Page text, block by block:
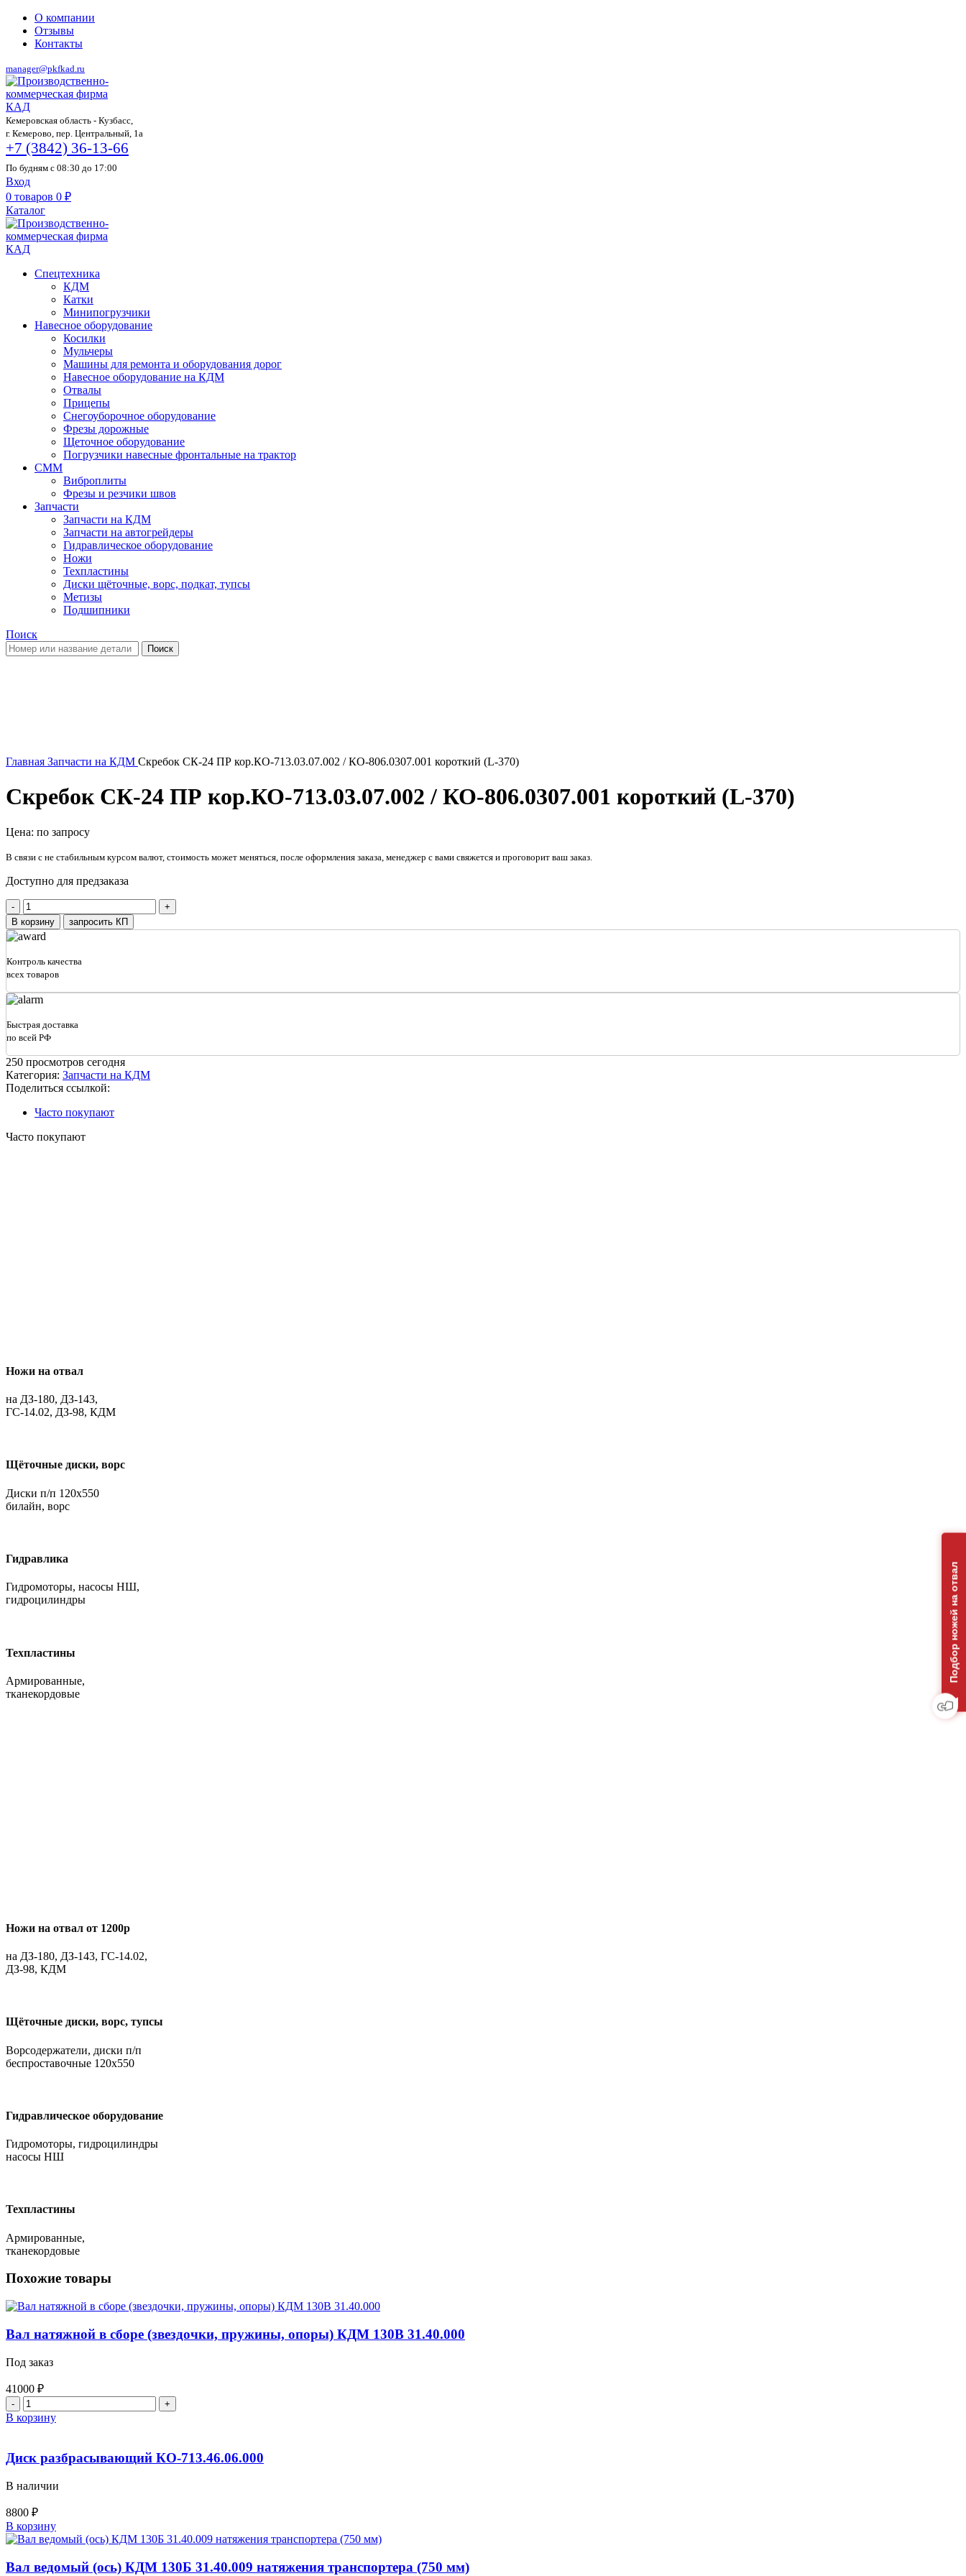
О компании
Отзывы
Контакты
manager@pkfkad.ru
Кемеровская область - Кузбасс,
г. Кемерово, пер. Центральный, 1а
+7 (3842) 36-13-66
По будням с 08:30 до 17:00
Вход
0 товаров 0 ₽
Каталог
Спецтехника
КДМ
Катки
Минипогрузчики
Навесное оборудование
Косилки
Мульчеры
Машины для ремонта и оборудования дорог
Навесное оборудование на КДМ
Отвалы
Прицепы
Снегоуборочное оборудование
Фрезы дорожные
Щеточное оборудование
Погрузчики навесные фронтальные на трактор
СММ
Виброплиты
Фрезы и резчики швов
Запчасти
Запчасти на КДМ
Запчасти на автогрейдеры
Гидравлическое оборудование
Ножи
Техпластины
Диски щёточные, ворс, подкат, тупсы
Метизы
Подшипники
Поиск
Поиск
Главная Запчасти на КДМ Скребок СК-24 ПР кор.КО-713.03.07.002 / КО-806.0307.001 короткий (L-370)
Скребок СК-24 ПР кор.КО-713.03.07.002 / КО-806.0307.001 короткий (L-370)
Цена: по запросу
В связи с не стабильным курсом валют, стоимость может меняться, после оформления заказа, менеджер с вами свяжется и проговорит ваш заказ.
Доступно для предзаказа
Количество
товара
Скребок
СК-24
кор.КО-713.03.07.002
КО-806.0307.001
(L-
370)
В корзину запросить КП
Контроль качества
всех товаров
Быстрая доставка
по всей РФ
250 просмотров сегодня
Категория: Запчасти на КДМ
Поделиться ссылкой:
Часто покупают
Часто покупают
Ножи на отвал
на ДЗ-180, ДЗ-143,
ГС-14.02, ДЗ-98, КДМ
Щёточные диски, ворс
Диски п/п 120х550
билайн, ворс
Гидравлика
Гидромоторы, насосы НШ,
гидроцилиндры
Техпластины
Армированные,
тканекордовые
Ножи на отвал от 1200р
на ДЗ-180, ДЗ-143, ГС-14.02,
ДЗ-98, КДМ
Щёточные диски, ворс, тупсы
Ворсодержатели, диски п/п
беспроставочные 120х550
Гидравлическое оборудование
Гидромоторы, гидроцилиндры
насосы НШ
Техпластины
Армированные,
тканекордовые
Похожие товары
Вал натяжной в сборе (звездочки, пружины, опоры) КДМ 130В 31.40.000
Под заказ
41000 ₽
Количество
товара
Вал
в
сборе
пружины,
опоры)
КДМ
130В
31.40.000
В корзину
Диск разбрасывающий КО-713.46.06.000
В наличии
8800 ₽
Количество
товара
разбрасывающий
В корзину
Вал ведомый (ось) КДМ 130Б 31.40.009 натяжения транспортера (750 мм)
Подбор ножей на отвал